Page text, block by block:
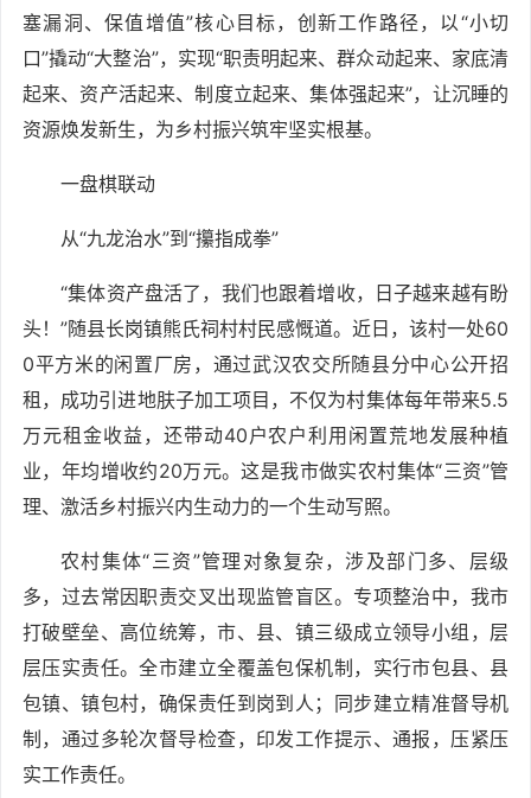
塞漏洞、保值增值”核心目标，创新工作路径，以“小切
口”撬动“大整治”，实现“职责明起来、群众动起来、家底清
起来、资产活起来、制度立起来、集体强起来”，让沉睡的
资源焕发新生，为乡村振兴筑牢坚实根基。
一盘棋联动
从“九龙治水”到“攥指成拳”
“集体资产盘活了，我们也跟着增收，日子越来越有盼
头！”随县长岗镇熊氏祠村村民感慨道。近日，该村一处60
0平方米的闲置厂房，通过武汉农交所随县分中心公开招
租，成功引进地肤子加工项目，不仅为村集体每年带来5.5
万元租金收益，还带动40户农户利用闲置荒地发展种植
业，年均增收约20万元。这是我市做实农村集体“三资”管
理、激活乡村振兴内生动力的一个生动写照。
农村集体“三资”管理对象复杂，涉及部门多、层级
多，过去常因职责交叉出现监管盲区。专项整治中，我市
打破壁垒、高位统筹，市、县、镇三级成立领导小组，层
层压实责任。全市建立全覆盖包保机制，实行市包县、县
包镇、镇包村，确保责任到岗到人；同步建立精准督导机
制，通过多轮次督导检查，印发工作提示、通报，压紧压
实工作责任。